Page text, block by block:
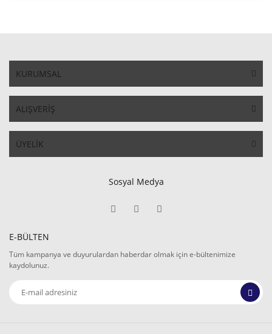
KURUMSAL
ALIŞVERİŞ
ÜYELİK
Sosyal Medya
E-BÜLTEN
Tüm kampanya ve duyurulardan haberdar olmak için e-bültenimize
kaydolunuz.